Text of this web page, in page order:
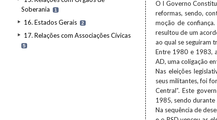
Soberania
1
16. Estados Gerais 2
17. Relações com Associações Cívicas
5
O I Governo
reformas, sendo,
moção de
resultou de um
ao qual se seguiram
Entre 1980 e 1983,
AD, uma coligação
Nas eleições
seus militantes, foi
Central”. Este
1985, sendo durante
Na sequência de